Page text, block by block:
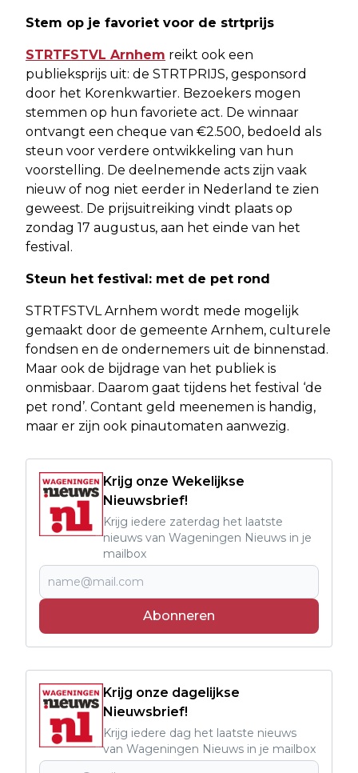
Stem op je favoriet voor de strtprijs
STRTFSTVL Arnhem reikt ook een
publieksprijs uit: de STRTPRIJS, gesponsord
door het Korenkwartier. Bezoekers mogen
stemmen op hun favoriete act. De winnaar
ontvangt een cheque van €2.500, bedoeld als
steun voor verdere ontwikkeling van hun
voorstelling. De deelnemende acts zijn vaak
nieuw of nog niet eerder in Nederland te zien
geweest. De prijsuitreiking vindt plaats op
zondag 17 augustus, aan het einde van het
festival.
Steun het festival: met de pet rond
STRTFSTVL Arnhem wordt mede mogelijk
gemaakt door de gemeente Arnhem, culturele
fondsen en de ondernemers uit de binnenstad.
Maar ook de bijdrage van het publiek is
onmisbaar. Daarom gaat tijdens het festival ‘de
pet rond’. Contant geld meenemen is handig,
maar er zijn ook pinautomaten aanwezig.
Krijg onze Wekelijkse
Nieuwsbrief!
Krijg iedere zaterdag het laatste
nieuws van Wageningen Nieuws in je
mailbox
Abonneren
Krijg onze dagelijkse
Nieuwsbrief!
Krijg iedere dag het laatste nieuws
van Wageningen Nieuws in je mailbox